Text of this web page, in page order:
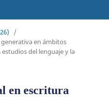
/
generativa en ámbitos
del lenguaje y la
en escritura